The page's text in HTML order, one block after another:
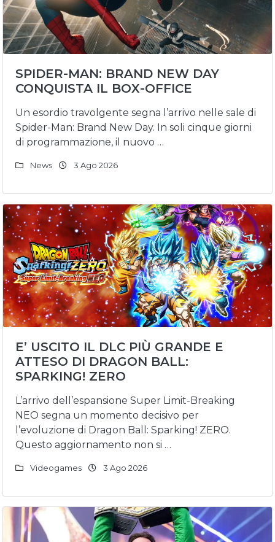
SPIDER-MAN: BRAND NEW DAY
CONQUISTA IL BOX-OFFICE
Un esordio travolgente segna l’arrivo nelle sale di
Spider-Man: Brand New Day. In soli cinque giorni
di programmazione, il nuovo …
News 3 Ago 2026
E’ USCITO IL DLC PIÙ GRANDE E
ATTESO DI DRAGON BALL:
SPARKING! ZERO
L’arrivo dell’espansione Super Limit-Breaking
NEO segna un momento decisivo per
l’evoluzione di Dragon Ball: Sparking! ZERO.
Questo aggiornamento non si …
Videogames 3 Ago 2026